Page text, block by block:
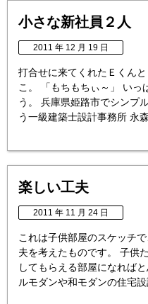
小さな新社員２人
2011 年 12 月 19 日
打合せに来てくれたＥくん
こ。 「もちもちぃ～」 いっ
う。 兵庫県姫路市でシンプ
う一級建築士設計事務所 永
楽しい工夫
2011 年 11 月 24 日
これは子供部屋のスケッチ
夫を考えたものです。 子供
してもらえる部屋になれば
ルモダンや和モダンの住宅